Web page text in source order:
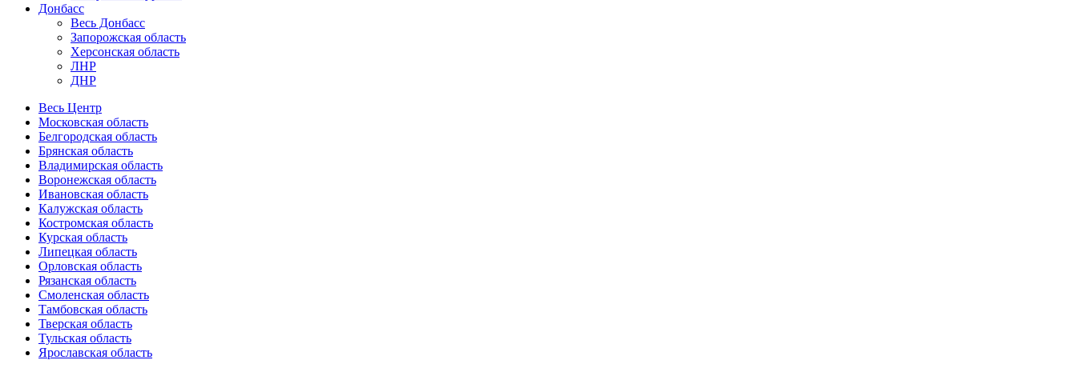
Донбасс
Весь Донбасс
Запорожская область
Херсонская область
ЛНР
ДНР
Весь Центр
Московская область
Белгородская область
Брянская область
Владимирская область
Воронежская область
Ивановская область
Калужская область
Костромская область
Курская область
Липецкая область
Орловская область
Рязанская область
Смоленская область
Тамбовская область
Тверская область
Тульская область
Ярославская область